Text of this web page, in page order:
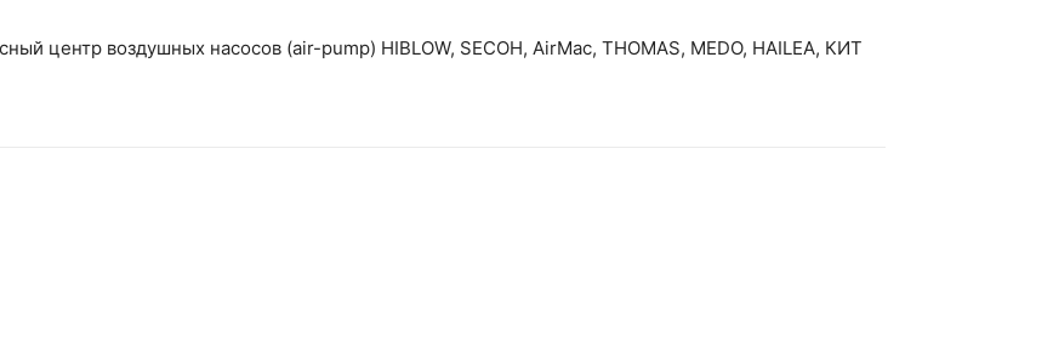
центр воздушных насосов (air-pump) HIBLOW, SECOH, AirMac, THOMAS, MEDO, HAILEA, КИТ